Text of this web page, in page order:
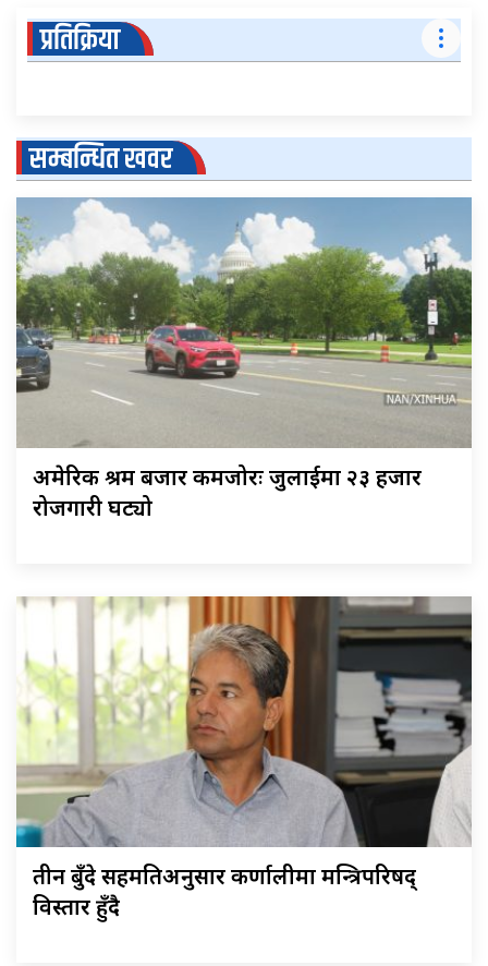
प्रतिक्रिया
सम्बन्धित खवर
अमेरिकी श्रम बजार कमजोरः जुलाईमा २३ हजार
रोजगारी घट्यो
तीन बुँदे सहमतिअनुसार कर्णालीमा मन्त्रिपरिषद्
विस्तार हुँदै